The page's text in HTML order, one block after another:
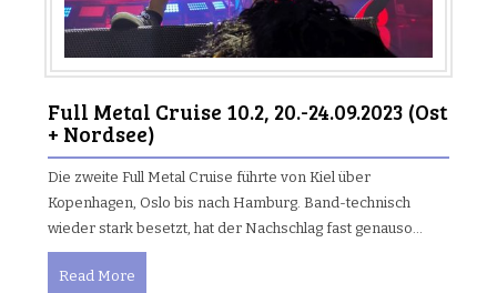
Full Metal Cruise 10.2, 20.-24.09.2023 (Ost
+ Nordsee)
Die zweite Full Metal Cruise führte von Kiel über
Kopenhagen, Oslo bis nach Hamburg. Band-technisch
wieder stark besetzt, hat der Nachschlag fast genauso…
Read More